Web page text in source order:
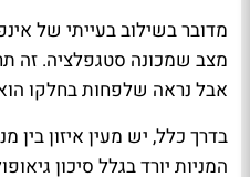
מדובר בשילוב בעייתי של
מצב שמכונה סטגפלציה. זה
אבל נראה שלפחות בחלקו
בדרך כלל, יש מעין איזון
המניות יורד בגלל סיכון